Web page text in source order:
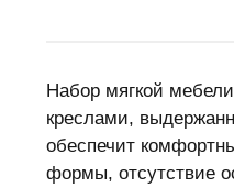
Набор мягкой
креслами,
обеспечит
формы, отсутствие